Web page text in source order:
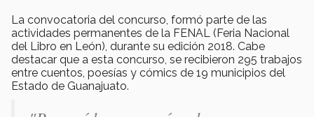
La convocatoria del concurso, formó parte de las
actividades permanentes de la FENAL (Feria Nacional
del Libro en León), durante su edición 2018. Cabe
destacar que a esta concurso, se recibieron 295 trabajos
entre cuentos, poesías y cómics de 19 municipios del
Estado de Guanajuato.